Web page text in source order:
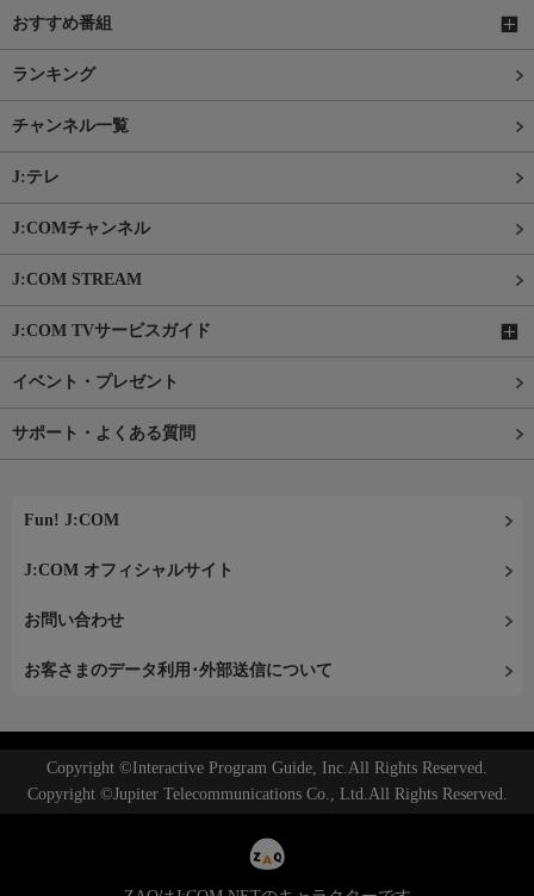
おすすめ番組
ランキング
チャンネル一覧
J:テレ
J:COMチャンネル
J:COM STREAM
J:COM TVサービスガイド
イベント・プレゼント
サポート・よくある質問
Fun! J:COM
J:COM オフィシャルサイト
お問い合わせ
お客さまのデータ利用･外部送信について
Copyright ©Interactive Program Guide, Inc.All Rights Reserved.
Copyright ©Jupiter Telecommunications Co., Ltd.All Rights Reserved.